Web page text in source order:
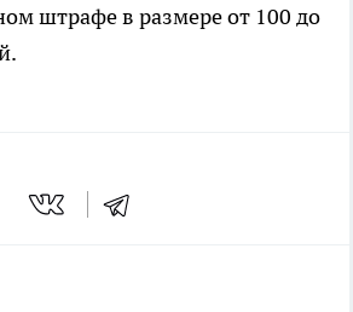
штрафе в размере от 100 до